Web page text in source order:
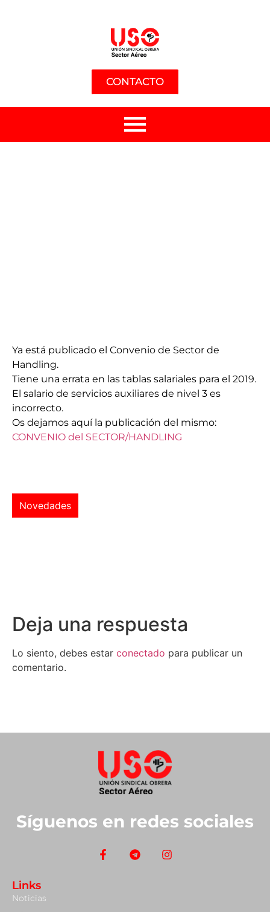
CONTACTO
Ya está publicado el Convenio de Sector de
Handling.
Tiene una errata en las tablas salariales para el 2019.
El salario de servicios auxiliares de nivel 3 es
incorrecto.
Os dejamos aquí la publicación del mismo:
CONVENIO del SECTOR/HANDLING
Novedades
Deja una respuesta
Lo siento, debes estar conectado para publicar un
comentario.
Síguenos en redes sociales
Links
Noticias